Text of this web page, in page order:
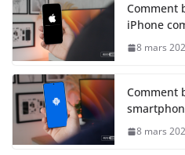
Comment
iPhone
8 mars
Comment
8 mars